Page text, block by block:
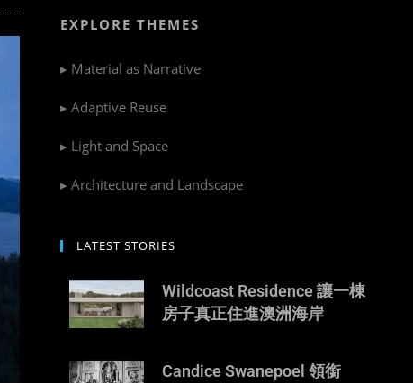
EXPLORE THEMES
▸ Material as Narrative
▸ Adaptive Reuse
▸ Light and Space
▸ Architecture and Landscape
LATEST STORIES
Wildcoast Residence 讓一棟
房子真正住進澳洲海岸
Candice Swanepoel 領銜